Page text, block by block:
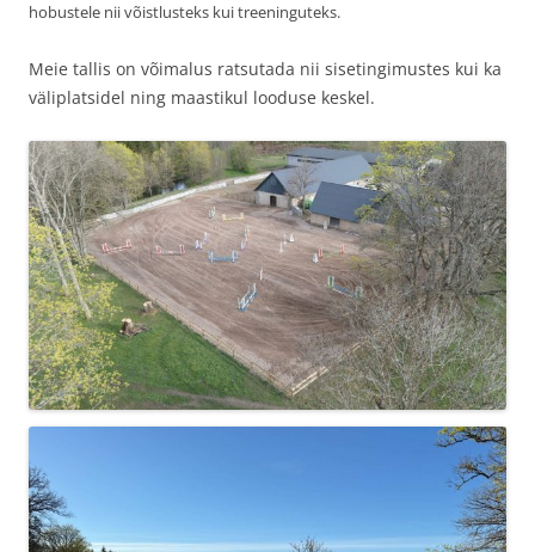
hobustele nii võistlusteks kui treeninguteks.
Meie tallis on võimalus ratsutada nii sisetingimustes kui ka
väliplatsidel ning maastikul looduse keskel.